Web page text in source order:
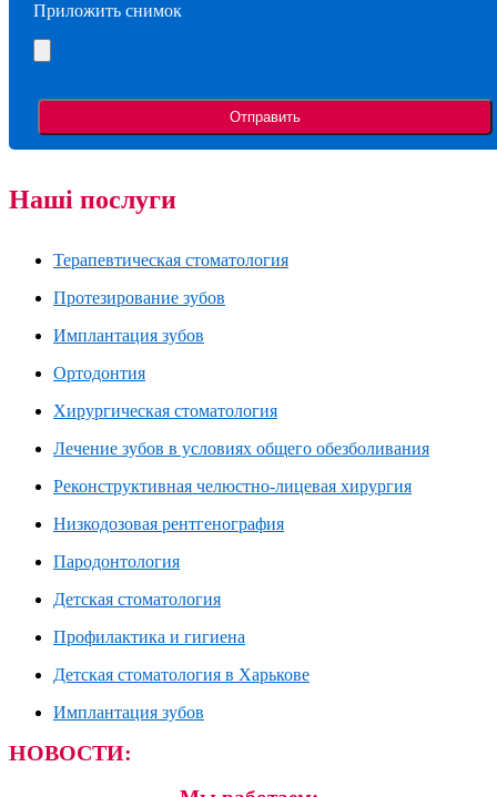
Приложить снимок
Наші послуги
Терапевтическая стоматология
Протезирование зубов
Имплантация зубов
Ортодонтия
Хирургическая стоматология
Лечение зубов в условиях общего обезболивания
Реконструктивная челюстно-лицевая хирургия
Низкодозовая рентгенография
Пародонтология
Детская стоматология
Профилактика и гигиена
Детская стоматология в Харькове
Имплантация зубов
НОВОСТИ: